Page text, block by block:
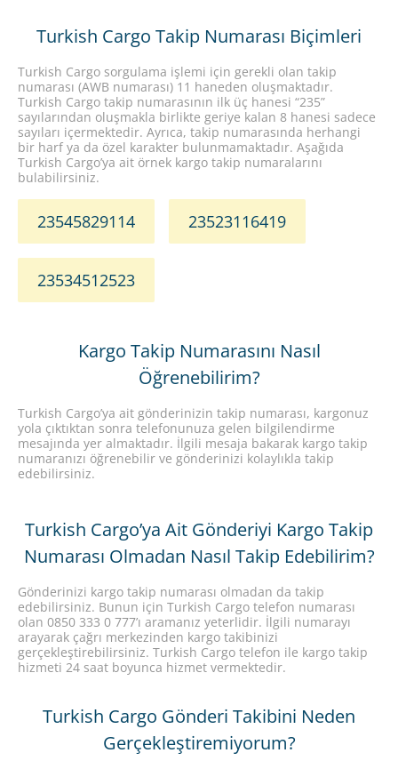
Turkish Cargo Takip Numarası Biçimleri
Turkish Cargo sorgulama işlemi için gerekli olan takip
numarası (AWB numarası) 11 haneden oluşmaktadır.
Turkish Cargo takip numarasının ilk üç hanesi “235”
sayılarından oluşmakla birlikte geriye kalan 8 hanesi sadece
sayıları içermektedir. Ayrıca, takip numarasında herhangi
bir harf ya da özel karakter bulunmamaktadır. Aşağıda
Turkish Cargo’ya ait örnek kargo takip numaralarını
bulabilirsiniz.
23545829114 23523116419
23534512523
Kargo Takip Numarasını Nasıl
Öğrenebilirim?
Turkish Cargo’ya ait gönderinizin takip numarası, kargonuz
yola çıktıktan sonra telefonunuza gelen bilgilendirme
mesajında yer almaktadır. İlgili mesaja bakarak kargo takip
numaranızı öğrenebilir ve gönderinizi kolaylıkla takip
edebilirsiniz.
Turkish Cargo’ya Ait Gönderiyi Kargo Takip
Numarası Olmadan Nasıl Takip Edebilirim?
Gönderinizi kargo takip numarası olmadan da takip
edebilirsiniz. Bunun için Turkish Cargo telefon numarası
olan 0850 333 0 777’ı aramanız yeterlidir. İlgili numarayı
arayarak çağrı merkezinden kargo takibinizi
gerçekleştirebilirsiniz. Turkish Cargo telefon ile kargo takip
hizmeti 24 saat boyunca hizmet vermektedir.
Turkish Cargo Gönderi Takibini Neden
Gerçekleştiremiyorum?